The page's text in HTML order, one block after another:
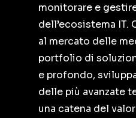
monitorare e
dell’ecosistema IT.
al mercato delle
portfolio di
e profondo,
delle più avanzate
una catena del